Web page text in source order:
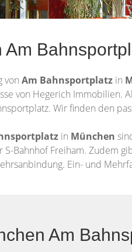
von Am Bahnsportplatz in
von Hegerich Immobilien.
Wir finden den
in München
Bahnhof Freiham. Zudem
Ein- und
Am